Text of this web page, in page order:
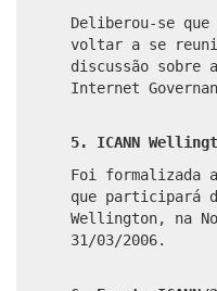
Deliberou-se que
voltar a se
discussão sobre
Internet
5. ICANN
Foi formalizada
que participará
Wellington, na
31/03/2006.